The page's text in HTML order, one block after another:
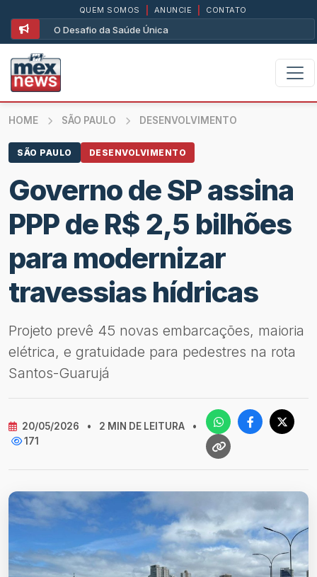
O Desafio da Saúde Única
QUEM SOMOS ANUNCIE CONTATO
HOME SÃO PAULO DESENVOLVIMENTO
SÃO PAULO DESENVOLVIMENTO
Governo de SP assina
PPP de R$ 2,5 bilhões
para modernizar
travessias hídricas
Projeto prevê 45 novas embarcações, maioria
elétrica, e gratuidade para pedestres na rota
Santos-Guarujá
20/05/2026 • 2 MIN DE LEITURA
•
171